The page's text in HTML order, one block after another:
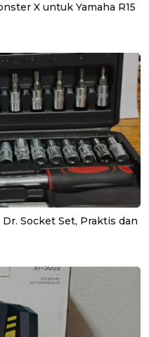
X untuk Yamaha R15
Socket Set, Praktis dan